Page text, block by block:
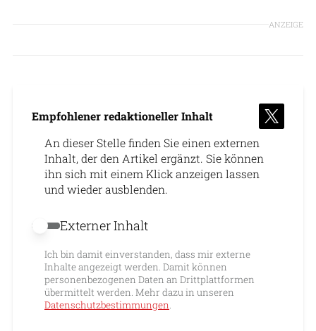
ANZEIGE
Empfohlener redaktioneller Inhalt
An dieser Stelle finden Sie einen externen
Inhalt, der den Artikel ergänzt. Sie können
ihn sich mit einem Klick anzeigen lassen
und wieder ausblenden.
Externer Inhalt erlauben
Externer Inhalt
Ich bin damit einverstanden, dass mir externe
Inhalte angezeigt werden. Damit können
personenbezogenen Daten an Drittplattformen
übermittelt werden. Mehr dazu in unseren
Datenschutzbestimmungen.